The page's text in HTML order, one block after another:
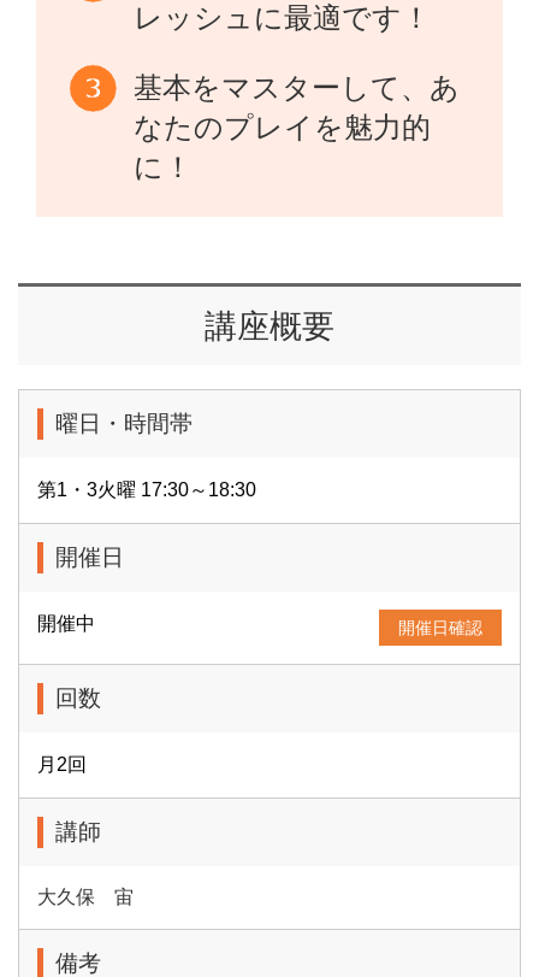
レッシュに最適です！
基本をマスターして、あ
なたのプレイを魅力的
に！
講座概要
曜日・時間帯
第1・3火曜 17:30～18:30
開催日
開催中 開催日確認
回数
月2回
講師
大久保 宙
備考